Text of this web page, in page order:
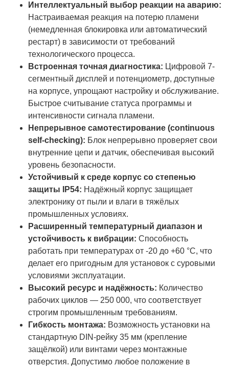
Интеллектуальный выбор реакции на аварию:
Настраиваемая реакция на потерю пламени
(немедленная блокировка или автоматический
рестарт) в зависимости от требований
технологического процесса.
Встроенная точная диагностика: Цифровой 7-
сегментный дисплей и потенциометр, доступные
на корпусе, упрощают настройку и обслуживание.
Быстрое считывание статуса программы и
интенсивности сигнала пламени.
Непрерывное самотестирование (continuous
self-checking): Блок непрерывно проверяет свои
внутренние цепи и датчик, обеспечивая высокий
уровень безопасности.
Устойчивый к среде корпус со степенью
защиты IP54: Надёжный корпус защищает
электронику от пыли и влаги в тяжёлых
промышленных условиях.
Расширенный температурный диапазон и
устойчивость к вибрации: Способность
работать при температурах от -20 до +60 °C, что
делает его пригодным для установок с суровыми
условиями эксплуатации.
Высокий ресурс и надёжность: Количество
рабочих циклов — 250 000, что соответствует
строгим промышленным требованиям.
Гибкость монтажа: Возможность установки на
стандартную DIN-рейку 35 мм (крепление
защёлкой) или винтами через монтажные
отверстия. Допустимо любое положение в